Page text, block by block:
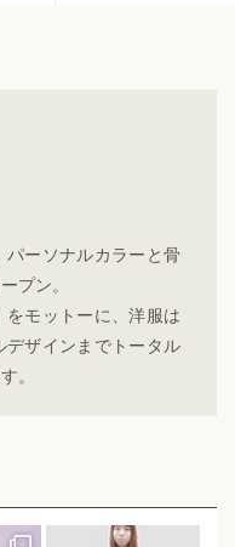
パーソナルカラーと骨
プン。
をモットーに、洋服は
デザインまでトータル
。